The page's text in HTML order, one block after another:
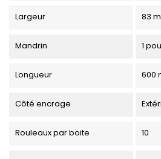
Largeur 83
Mandrin 1
Longueur 600
Côté encrage
Rouleaux par boite 10